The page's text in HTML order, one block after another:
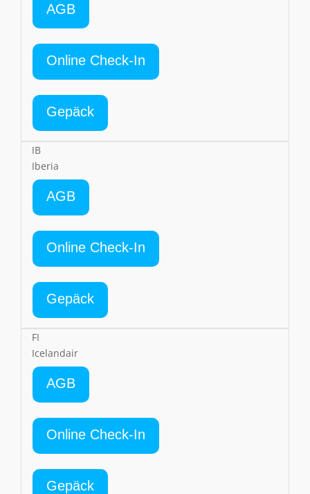
AGB
Online Check-In
Gepäck
IB
Iberia
AGB
Online Check-In
Gepäck
FI
Icelandair
AGB
Online Check-In
Gepäck